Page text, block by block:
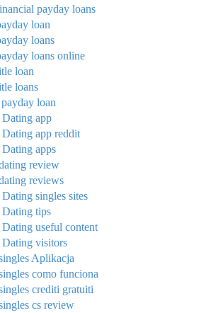
payday loans
loan
loans
loans online
loan
loans
loan
app
app reddit
apps
review
reviews
singles sites
tips
useful content
visitors
Aplikacja
como funciona
crediti gratuiti
cs review